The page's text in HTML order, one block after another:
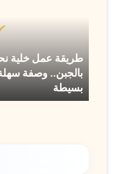
وصفة
سهلة
بمكونات
بسيطة
طريقة عمل خلية
بالجبن.. وصفة
بسيطة